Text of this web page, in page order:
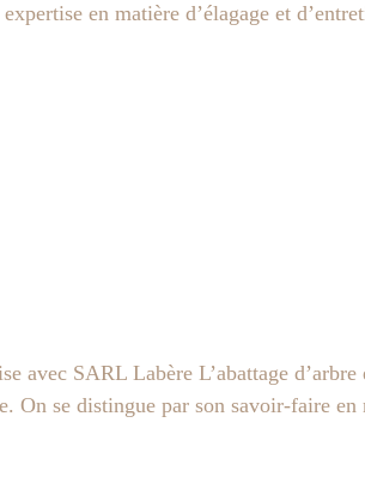
en matière d’élagage et
avec SARL Labère L’abattage
se distingue par son savoir-faire en